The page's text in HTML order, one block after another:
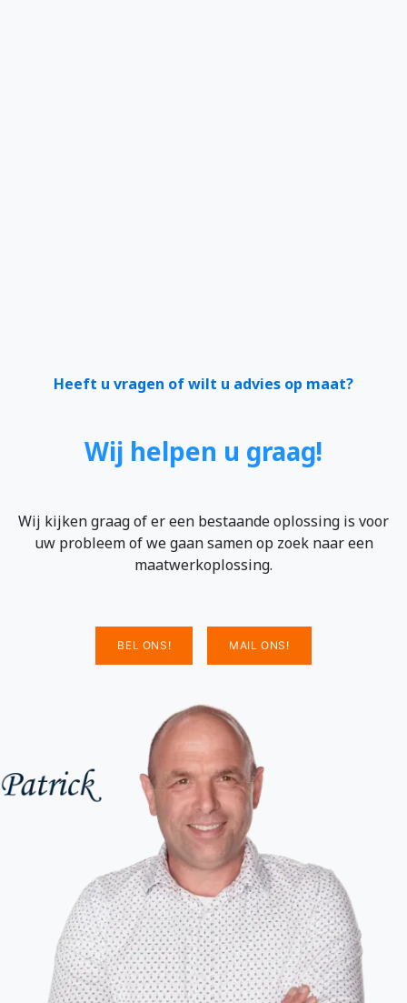
Heeft u vragen of wilt u advies op maat?
Wij helpen u graag!
Wij kijken graag of er een bestaande oplossing is voor
uw probleem of we gaan samen op zoek naar een
maatwerkoplossing.
BEL ONS! MAIL ONS!